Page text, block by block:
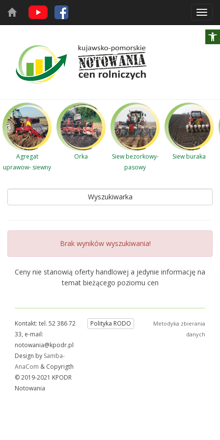
Agregat
uprawow- siewny
Orka
Siew bezorkowy-
pasowy
Siew buraka
Wyszukiwarka
Brak wyników wyszukiwania!
Ceny nie stanowią oferty handlowej a jedynie informację na
temat bieżącego poziomu cen
Kontakt: tel. 52 386 72
33, e-mail:
notowania@kpodr.pl
Design by Samba-
AnaCom & Copyrigth
© 2019-2021 KPODR
Notowania
Polityka RODO
Metodyka zbierania
danych